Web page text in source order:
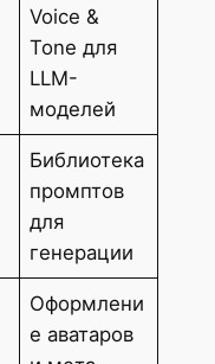
Voice &
Tone для
LLM-
моделей
Библиотека
промптов
для
генерации
Оформлени
е аватаров